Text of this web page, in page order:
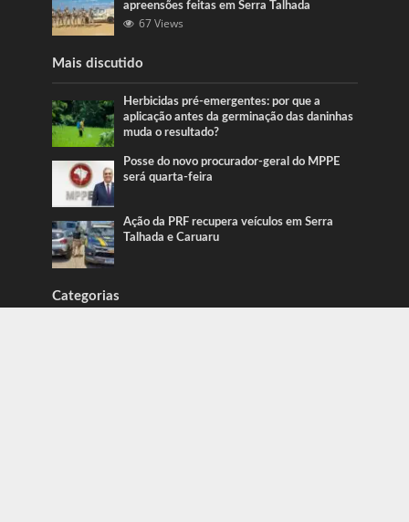
apreensões feitas em Serra Talhada
67 Views
Mais discutido
Herbicidas pré-emergentes: por que a
aplicação antes da germinação das daninhas
muda o resultado?
Posse do novo procurador-geral do MPPE
será quarta-feira
Ação da PRF recupera veículos em Serra
Talhada e Caruaru
Categorias